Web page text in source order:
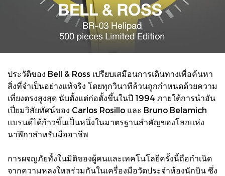
ประวัติของ Bell & Ross เปรียบเสมือนการเดินทางเพื่อค้นหา
สิ่งที่จำเป็นอย่างแท้จริง โดยทุกวินาทีล้วนถูกกำหนดด้วยความ
เที่ยงตรงสูงสุด นับตั้งแต่ก่อตั้งขึ้นในปี 1994 ภายใต้การนำอัน
เปี่ยมวิสัยทัศน์ของ Carlos Rosillo และ Bruno Belamich
แบรนด์ได้ก้าวขึ้นเป็นหนึ่งในมาตรฐานสำคัญของโลกแห่ง
นาฬิกาสำหรับมืออาชีพ
การผจญภัยทั้งในมิติของผู้คนและเทคโนโลยีครั้งนี้ถือกำเนิด
จากความหลงใหลร่วมกันในเครื่องมือวัดประจำห้องนักบิน ซึ่ง